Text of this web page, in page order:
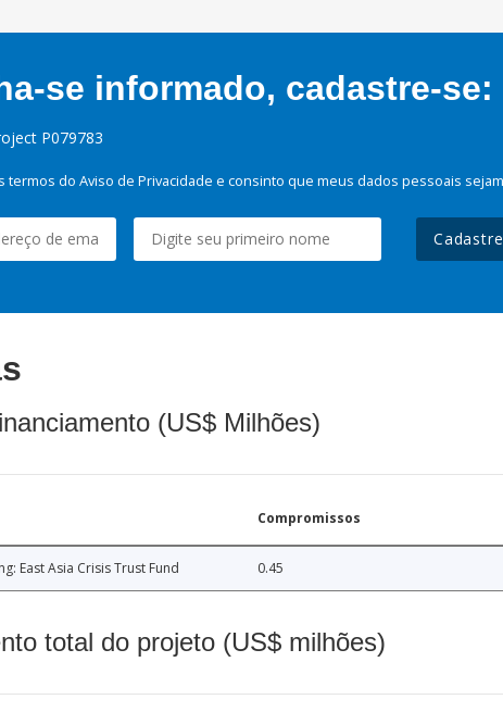
se informado, cadastre-se:
P079783
termos do Aviso de Privacidade e consinto que meus dados pessoais
(US$ Milhões)
Compromissos
East Asia Crisis Trust Fund 0.45
total do projeto (US$ milhões)